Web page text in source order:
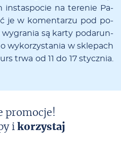
in­sta­spo­cie na te­re­nie Pa­
je w ko­men­ta­rzu pod po­
są kar­ty po­da­run­
wy­ko­rzy­sta­nia w skle­pach
tr­wa od 11 do 17 stycz­nia.
promocje!
i korzystaj